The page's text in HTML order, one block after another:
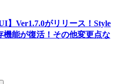
】Ver1.7.0がリリース！Style
能が復活！その他変更点な